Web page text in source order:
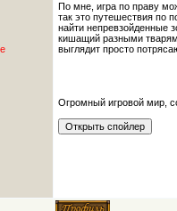
По мне, игра по праву
так это путешествия по
найти непревзойденные
кишащий разными
выглядит просто
Огромный игровой мир,